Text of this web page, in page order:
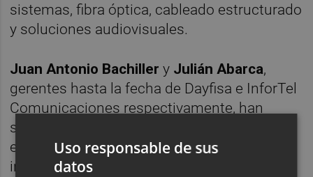
sistemas, fibra óptica, cableado estructurado
y soluciones audiovisuales.
Juan Antonio Bachillery Julián Abarca,
gerentes hasta la fecha de Dayfisa e InforTel
Comunicaciones respectivamente, han
señalado en una declaración conjunta que
esta unión "supone dar un salto en
innovación, capacidad tecnológica y
Uso responsable de sus
datos